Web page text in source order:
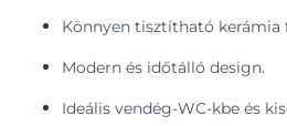
Könnyen tisztítható kerámia
Modern és időtálló design.
Ideális vendég-WC-kbe és